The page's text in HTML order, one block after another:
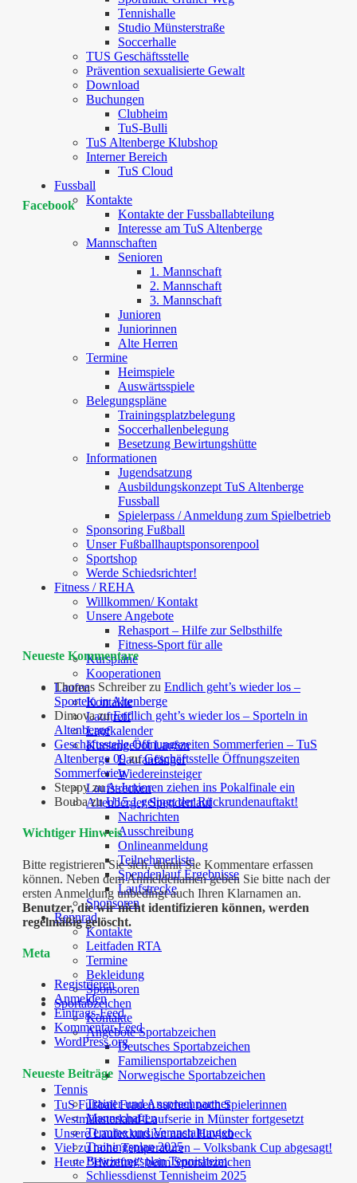
Tennishalle
Studio Münsterstraße
Soccerhalle
TUS Geschäftsstelle
Prävention sexualisierte Gewalt
Download
Buchungen
Clubheim
TuS-Bulli
TuS Altenberge Klubshop
Interner Bereich
TuS Cloud
Fussball
Kontakte
Kontakte der Fussballabteilung
Interesse am TuS Altenberge
Mannschaften
Senioren
1. Mannschaft
2. Mannschaft
3. Mannschaft
Junioren
Juniorinnen
Alte Herren
Termine
Heimspiele
Auswärtsspiele
Belegungspläne
Trainingsplatzbelegung
Soccerhallenbelegung
Besetzung Bewirtungshütte
Informationen
Jugendsatzung
Ausbildungskonzept TuS Altenberge
Fussball
Spielerpass / Anmeldung zum Spielbetrieb
Sponsoring Fußball
Unser Fußballhauptsponsorenpool
Sportshop
Werde Schiedsrichter!
Fitness / REHA
Willkommen/ Kontakt
Unsere Angebote
Rehasport – Hilfe zur Selbsthilfe
Fitness-Sport für alle
Kurspläne
Kooperationen
Laufen
Kontakte
Lauftreff
Laufkalender
Kursangebot Laufen
Laufanfänger
Wiedereinsteiger
Laufstrecken
Altenberger Spendenlauf
Nachrichten
Ausschreibung
Onlineanmeldung
Teilnehmerliste
Spendenlauf Ergebnisse
Laufstrecke
Sponsoren
Rennrad
Kontakte
Leitfaden RTA
Termine
Bekleidung
Sponsoren
Sportabzeichen
Kontakte
Angebote Sportabzeichen
Deutsches Sportabzeichen
Familiensportabzeichen
Norwegische Sportabzeichen
Tennis
Trainer und Ansprechpartner
Mannschaften
Termine und Veranstaltungen
Trainingsplan 2025
Bewirtungsplan Tennisheim
Schliessdienst Tennisheim 2025
Facebook
Neueste Kommentare
Thomas Schreiberzu Endlich geht’s wieder los –
Sporteln in Altenberge
DimovazuEndlich geht’s wieder los – Sporteln in
Altenberge
Geschäftsstelle Öffnungszeiten Sommerferien – TuS
Altenberge 09zuGeschäftsstelle Öffnungszeiten
Sommerferien
SteppyzuA-Junioren ziehen ins Pokalfinale ein
BoubazuU15.1 gelingt der Rückrundenauftakt!
Wichtiger Hinweis
Bitte registrieren Sie sich, damit Sie Kommentare erfassen
können. Neben dem Anmeldenamen geben Sie bitte nach der
ersten Anmeldung unbedingt auch Ihren Klarnamen an.
Benutzer, die wir nicht identifizieren können, werden
regelmäßig gelöscht.
Meta
Registrieren
Anmelden
Eintrags-Feed
Kommentar-Feed
WordPress.org
Neueste Beiträge
TuS Fußball Frauen suchen noch Spielerinnen
Westmünsterland-Laufserie in Münster fortgesetzt
Unsere Laufexkursion nach Havixbeck
Viel zu hohe Temperaturen – Volksbank Cup abgesagt!
Heute “Hitzefrei” beim Sportabzeichen